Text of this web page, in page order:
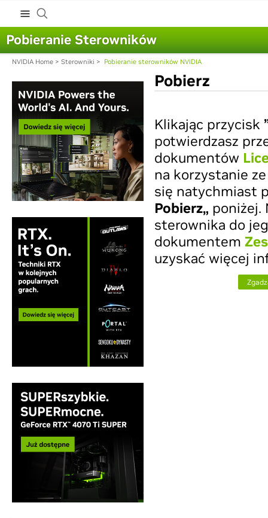
Pobieranie Sterowników
NVIDIA Home > Sterowniki > Pobieranie sterowników NVIDIA
Pobierz
Klikając przycisk
potwierdzasz
dokumentów
na korzystanie
się natychmiast
Pobierz„ poniżej.
sterownika do
dokumentem
uzyskać więcej